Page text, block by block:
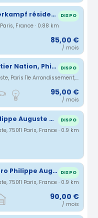
Parking 147 rue Oberkampf résidence sécurisée DISPO
France · 0.88 km
85,00 €
/ mois
PARIS :Parking quartier Nation, Philippe Auguste DISPO
115 Avenue Philippe-Auguste, Paris 11e Arrondissement, Île-de-France, France · 0.9 km
95,00 €
/ mois
Parking Avenue Philippe Auguste à côté du père lachaise Paris DISPO
75011 Paris, France · 0.9 km
Parking prochemetro Philippe Auguste , bus 71 et76 DISPO
75011 Paris, France · 0.9 km
90,00 €
/ mois